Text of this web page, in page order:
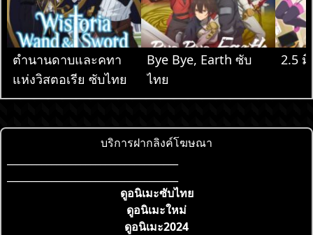
ตำนานดาบและคทา
แห่งวิสตอเรีย ซับไทย
Bye Bye, Earth ซับ
ไทย
2.5
บริการฝากลิงค์โฆษณา
ดูอนิเมะซับไทย
ดูอนิเมะใหม่
ดูอนิเมะ2024